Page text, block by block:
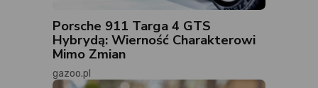
Porsche 911 Targa 4 GTS
Hybrydą: Wierność Charakterowi
Mimo Zmian
gazoo.pl